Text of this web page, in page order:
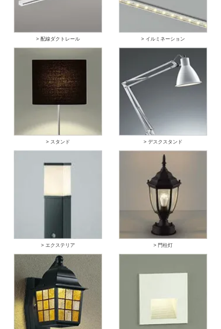
> 配線ダクトレール > イルミネーション
> スタンド > デスクスタンド
> エクステリア > 門柱灯